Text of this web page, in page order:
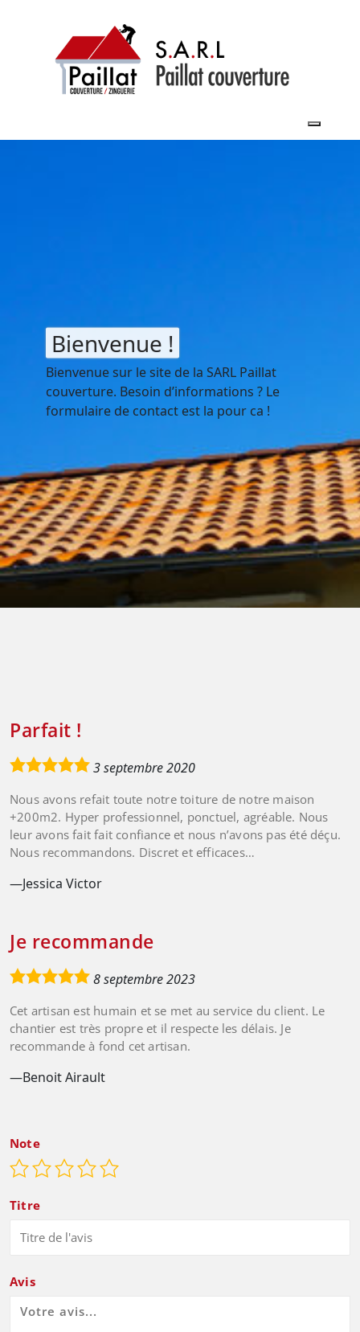
Bienvenue !
Bienvenue sur le site de la SARL Paillat
couverture. Besoin d’informations ? Le
formulaire de contact est la pour ca !
Parfait !
5,0
3 septembre 2020
Nous avons refait toute notre toiture de notre maison
+200m2. Hyper professionnel, ponctuel, agréable. Nous
leur avons fait fait confiance et nous n’avons pas été déçu.
Nous recommandons. Discret et efficaces…
Jessica Victor
Je recommande
5,0
8 septembre 2023
Cet artisan est humain et se met au service du client. Le
chantier est très propre et il respecte les délais. Je
recommande à fond cet artisan.
Benoit Airault
Note
Titre
Avis